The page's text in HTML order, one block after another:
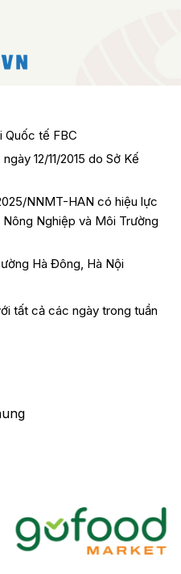
Quốc tế FBC
12/11/2015 do Sở Kế
NNMT-HAN có hiệu lực
Nghiệp và Môi Trường
Hà Đông, Hà Nội
tất cả các ngày trong tuần